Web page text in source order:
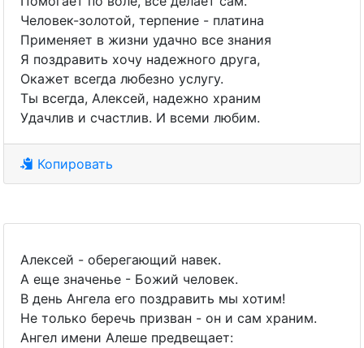
Человек-золотой, терпение - платина
Применяет в жизни удачно все знания
Я поздравить хочу надежного друга,
Окажет всегда любезно услугу.
Ты всегда, Алексей, надежно храним
Удачлив и счастлив. И всеми любим.
Копировать
Алексей - оберегающий навек.
А еще значенье - Божий человек.
В день Ангела его поздравить мы хотим!
Не только беречь призван - он и сам храним.
Ангел имени Алеше предвещает: